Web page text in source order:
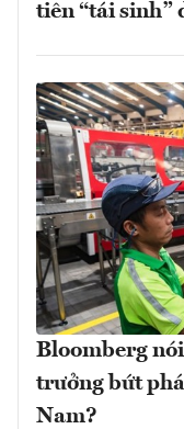
tiên “tái sinh”
Bloomberg
trưởng bứt
Nam?